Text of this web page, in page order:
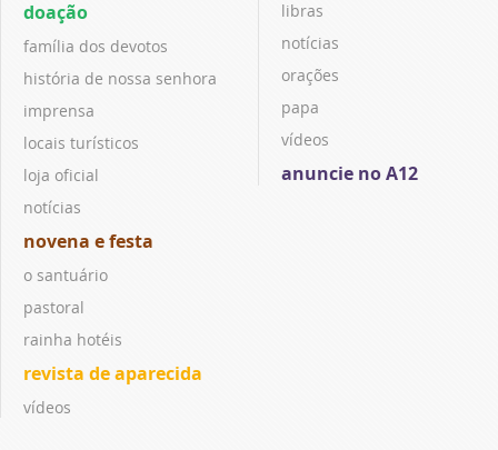
doação
família dos devotos
história de nossa senhora
imprensa
locais turísticos
loja oficial
notícias
novena e festa
o santuário
pastoral
rainha hotéis
revista de aparecida
vídeos
libras
notícias
orações
papa
vídeos
anuncie no A12